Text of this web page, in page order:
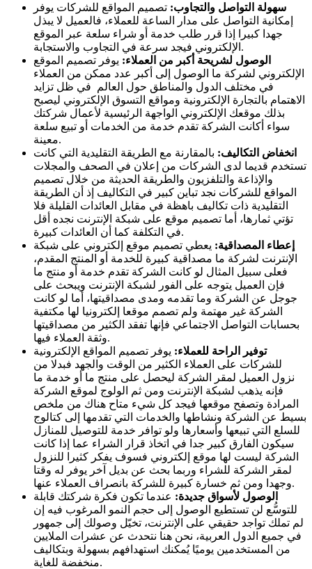
سهولة التواصل والتجاوب: تصميم المواقع للشركات يوفر
إمكانية التواصل على مدار الساعة للعملاء، فالعميل لا يبذل
جهدا كبيرا إذا قرر طلب خدمة أو شراء سلعة عبر الموقع
الإلكتروني فيجد سرعة في التجاوب والاستجابة.
الوصول لشريحة أكبر من العملاء: يوفر تصميم الموقع
الإلكتروني لشركة ما الوصول إلى أكبر عدد ممكن من العملاء
في مختلف الدول والمناطق حول العالم في ظل تزايد
الاهتمام بالتجارة الإلكترونية ومواقع التسوق الإلكتروني ليصبح
بذلك موقعك الإلكتروني الواجهة الرئيسية لأعمال شركتك
سواء أكانت الشركة تقدم خدمة من الخدمات أو تبيع سلعة
معينة.
انخفاض التكاليف: بالمقارنة مع الطريقة التقليدية التي كانت
تستخدم قديما لدى الشركات من إعلان في الصحف والمجلات
والإذاعة والتلفزيون والطريقة الحديثة من خلال تصميم
المواقع للشركات نجد تباين كبير في التكاليف إذ أن الطريقة
التقليدية ذات تكاليف باهظة في مقابل العائدات القليلة فلا
تؤتي ثمارها، أما تصميم موقع على شبكة الإنترنت نجده أقل
في التكلفة كما أن العائدات كبيرة.
إعطاء المصداقية: يعطي تصميم موقع إلكتروني على شبكة
الإنترنت لشركة ما مصداقية كبيرة للخدمة أو المنتج المقدم،
فعلى سبيل المثال لو كانت الشركة تقدم خدمة أو منتج ما
فإن العميل يتوجه على الفور لشبكة الإنترنت ويبحث على
جوجل عن الشركة وما تقدمه ومدى مصداقيتها، أما لو كانت
الشركة غير مهتمة ولم تصمم موقعا إلكترونيا لها مكتفية
بحسابات التواصل الاجتماعي فإنها تفقد الكثير من مصداقيتها
وثقة العملاء فيها.
توفير الراحة للعملاء: يوفر تصميم المواقع الإلكترونية
للشركات على العملاء الكثير من الوقت والجهد فبدلا من
نزول العميل لمقر الشركة ليحصل على منتج ما أو خدمة ما
فإنه يذهب لشبكة الإنترنت ومن ثم الولوج لموقع الشركة
المرادة وتصفح موقعها فيجد كل شيء متاح هناك من ملخص
بسيط عن الشركة ونشاطها والخدمات التي تقدمها إلى كتالوج
للسلع التي تبيعها وأسعارها ولو توافر خدمة للتوصيل للمنازل
سيكون الفارق كبير جدا في اتخاذ قرار الشراء عما إذا كانت
الشركة ليست لها موقع إلكتروني فسوف يفكر كثيرا للنزول
لمقر الشركة للشراء وربما بحث عن بديل آخر يوفر له وقتا
وجهدا ومن ثم خسارة كبيرة للشركة بانصراف العملاء عنها.
الوصول لأسواق جديدة: عندما تكون فكرة شركتك قابلة
للتوسُّع لن تستطيع الوصول إلى حجم النمو المرغوب فيه إن
لم تملك تواجد حقيقي على الإنترنت، تخيّل وصولك إلى جمهور
في جميع الدول العربية، نحن هنا نتحدث عن عشرات الملايين
من المستخدمين يوميًا يُمكنك استهدافهم بسهولة وبتكاليف
منخفضة للغاية.